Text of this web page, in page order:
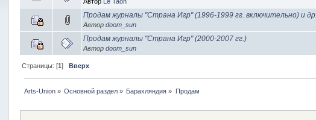
Продам журналы "Страна Игр" (1996-1999 гг. включительно) и др.
Авторdoom_sun
Продам журналы "Страна Игр" (2000-2007 гг.)
Авторdoom_sun
Страницы: [1] Вверх
Arts-Union» Основной раздел » Барахляндия » Продам